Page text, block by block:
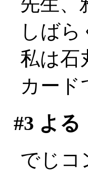
しば
私は石
カード
#3 よる
でじコ